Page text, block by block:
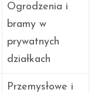
Ogrodzenia i
bramy w
prywatnych
działkach
Przemysłowe i